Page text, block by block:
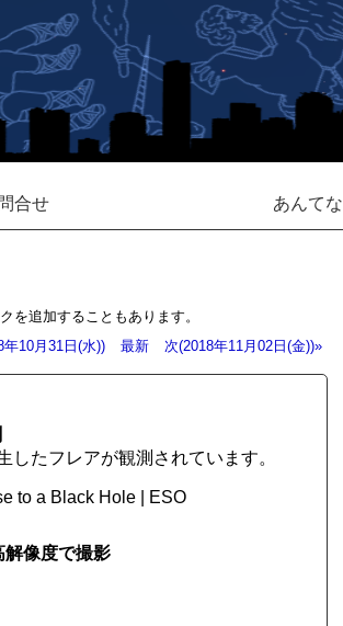
合せ あんてな
を追加することもあります。
年10月31日(水))
最新 次(2018年11月02日(金))»
たフレアが観測されています。
to a Black Hole | ESO
像度で撮影